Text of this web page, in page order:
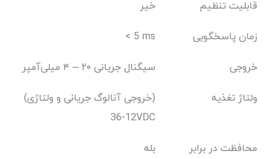
قابلیت تنظیم خیر
زمان پاسخگویی < 5 ms
خروجی سیگنال جریانی ۲۰ – ۴ میلی‌آمپر
ولتاژ تغذیه
(خروجی آنالوگ جریانی و ولتاژی)
12-36VDC
محافظت در برابر
بله